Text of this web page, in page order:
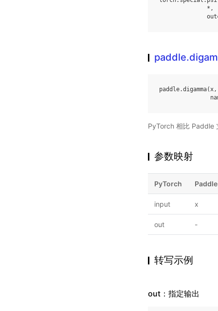
* ,
out
paddle.digamma(x,
PyTorch 相比 Paddle
参数映射
PyTorch
input x
out -
转写示例
out：指定输出